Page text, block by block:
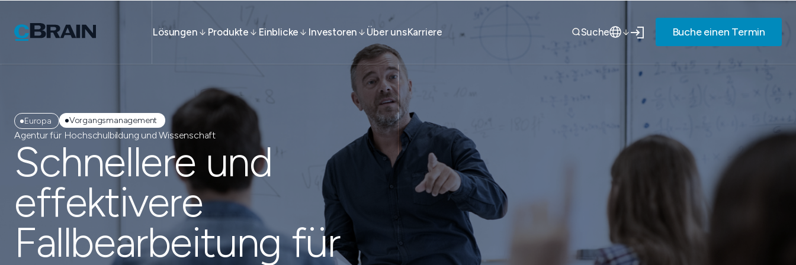
Lösungen Produkte Einblicke Investoren Über unsKarriere Suche Buche einen Termin
Vorgangsmanagement
Europa
Agentur für Hochschulbildung und Wissenschaft
Schnellere und
effektivere
Fallbearbeitung für